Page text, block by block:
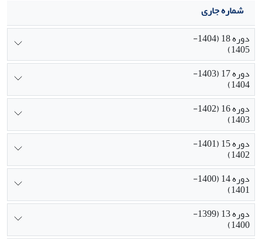
شماره جاری
دوره 18 (1404-
1405)
دوره 17 (1403-
1404)
دوره 16 (1402-
1403)
دوره 15 (1401-
1402)
دوره 14 (1400-
1401)
دوره 13 (1399-
1400)